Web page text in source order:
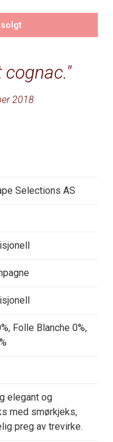
2018
Selections AS
Folle Blanche 0%,
elegant og
med smørkjeks,
preg av trevirke.